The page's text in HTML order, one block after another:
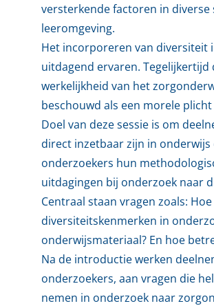
versterkende factoren in
leeromgeving.
Het incorporeren van diversiteit
uitdagend ervaren.
werkelijkheid van het
beschouwd als een morele
Doel van deze sessie is om
direct inzetbaar zijn in
onderzoekers hun
uitdagingen bij onderzoek naar
Centraal staan vragen zoals:
diversiteitskenmerken in
onderwijsmateriaal? En hoe
Na de introductie werken
onderzoekers, aan vragen die
nemen in onderzoek naar